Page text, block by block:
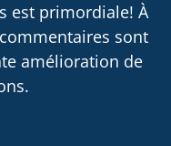
est primordiale! À
sont
amélioration de